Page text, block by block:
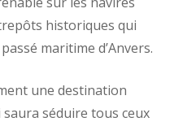
historiques qui
maritime d’Anvers.
une destination
séduire tous ceux